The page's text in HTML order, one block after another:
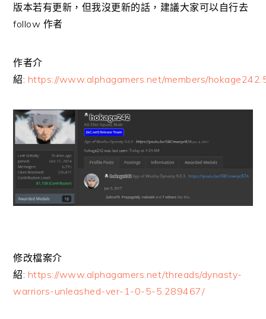
版本若有更新，但我沒更新的話，建議大家可以自行去
follow 作者
作者介
紹: https://www.alphagamers.net/members/
修改檔案介
紹: https://www.alphagamers.net/threads/dynasty-
warriors-unleashed-ver-1-0-5-5.289467/